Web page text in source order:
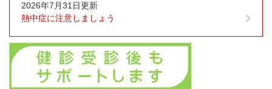
2026年7月31日更新
熱中症に注意しましょう